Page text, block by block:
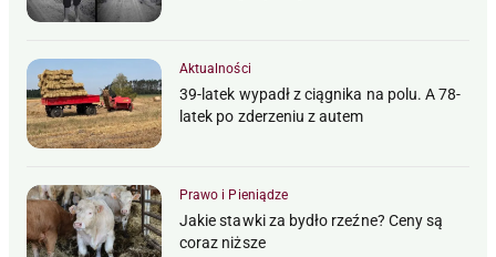
Aktualności
39-latek wypadł z ciągnika na polu. A 78-
latek po zderzeniu z autem
Prawo i Pieniądze
Jakie stawki za bydło rzeźne? Ceny są
coraz niższe